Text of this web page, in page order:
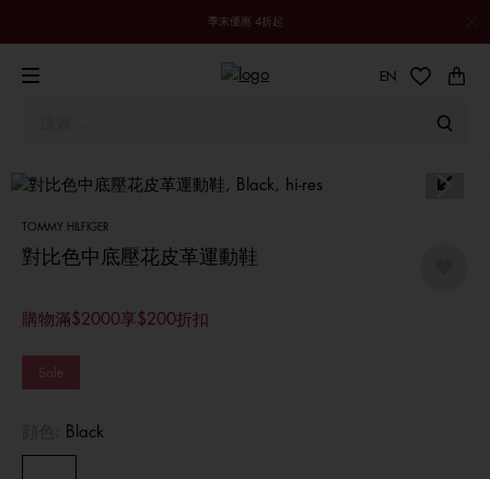
季末優惠 4折起
EN
TOMMY HILFIGER
對比色中底壓花皮革運動鞋
購物滿$2000享$200折扣
Sale
Black